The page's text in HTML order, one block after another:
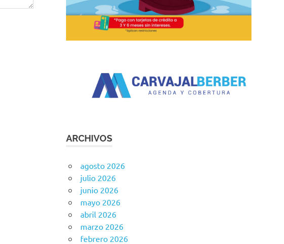
ARCHIVOS
agosto 2026
julio 2026
junio 2026
mayo 2026
abril 2026
marzo 2026
febrero 2026